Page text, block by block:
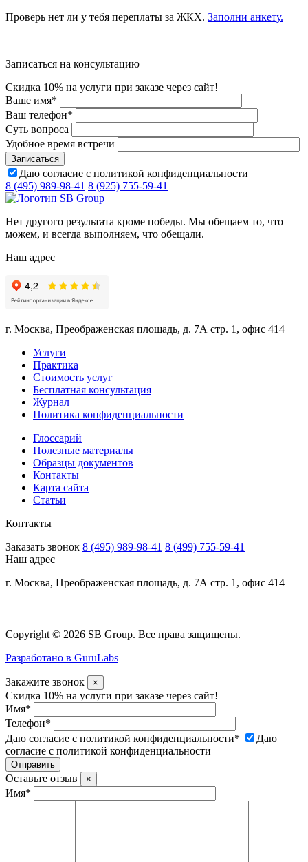
Проверь нет ли у тебя переплаты за ЖКХ. Заполни анкету.
Записаться на консультацию
Скидка 10% на услуги при заказе через сайт!
Ваше имя*
Ваш телефон*
Суть вопроса
Удобное время встречи
Даю согласие с политикой конфиденциальности
8 (495) 989-98-41 8 (925) 755-59-41
Нет другого результата кроме победы. Мы обещаем то, что
можем, и всегда выполняем, что обещали.
Наш адрес
г. Москва, Преображенская площадь, д. 7А стр. 1, офис 414
Услуги
Практика
Стоимость услуг
Бесплатная консультация
Журнал
Политика конфиденциальности
Глоссарий
Полезные материалы
Образцы документов
Контакты
Карта сайта
Статьи
Контакты
Заказать звонок 8 (495) 989-98-41 8 (499) 755-59-41
Наш адрес
г. Москва, Преображенская площадь, д. 7А стр. 1, офис 414
Copyright © 2026 SB Group. Все права защищены.
Разработано в GuruLabs
Закажите звонок ×
Скидка 10% на услуги при заказе через сайт!
Имя*
Телефон*
Даю согласие с политикой конфиденциальности*
Даю
согласие с политикой конфиденциальности
Оставьте отзыв ×
Имя*